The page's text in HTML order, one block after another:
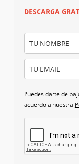
DESCARGA
Puedes darte de
acuerdo a nuestra